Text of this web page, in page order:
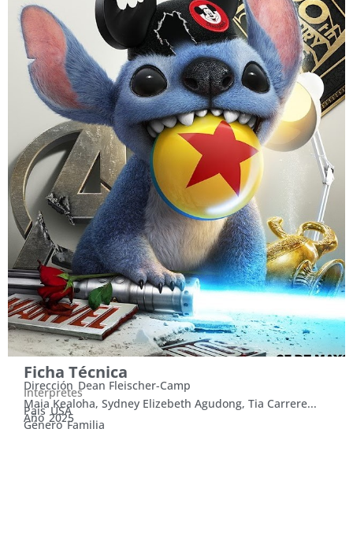
Ficha Técnica
Dirección Dean Fleischer-Camp
Intérpretes
Maia Kealoha, Sydney Elizebeth Agudong, Tia Carrere...
País USA
Año 2025
Género Familia